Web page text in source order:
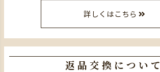
詳しくはこちら
返品交換について